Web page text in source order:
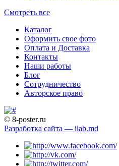
Смотреть все
Каталог
Оформить свое фото
Оплата и Доставка
Контакты
Наши работы
Блог
Сотрудничество
Авторское право
© 8-poster.ru
Разработка сайта — ilab.md